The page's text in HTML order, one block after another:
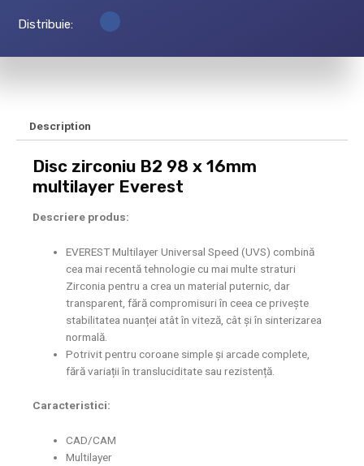
Distribuie:
Description
Disc zirconiu B2 98 x 16mm
multilayer Everest
Descriere produs:
EVEREST Multilayer Universal Speed ​​(UVS) combină
cea mai recentă tehnologie cu mai multe straturi
Zirconia pentru a crea un material puternic, dar
transparent, fără compromisuri în ceea ce privește
stabilitatea nuanței atât în ​​​​viteză, cât și în sinterizarea
normală.
Potrivit pentru coroane simple și arcade complete,
fără variații în transluciditate sau rezistență.
Caracteristici:
CAD/CAM
Multilayer